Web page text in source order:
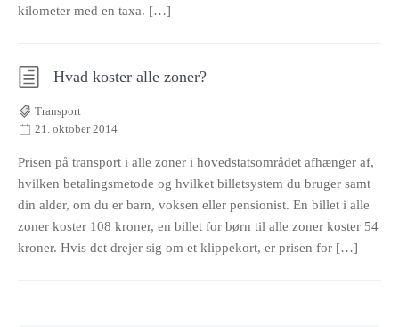
kilometer med en taxa. […]
Hvad koster alle zoner?
Transport
21. oktober 2014
Prisen på transport i alle zoner i hovedstatsområdet afhænger af,
hvilken betalingsmetode og hvilket billetsystem du bruger samt
din alder, om du er barn, voksen eller pensionist. En billet i alle
zoner koster 108 kroner, en billet for børn til alle zoner koster 54
kroner. Hvis det drejer sig om et klippekort, er prisen for […]